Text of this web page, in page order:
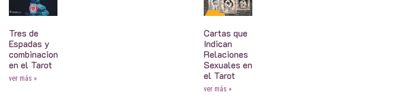
Tres de
Espadas y
combinaciones
en el Tarot
ver más »
Cartas que
Indican
Relaciones
Sexuales en
el Tarot
ver más »